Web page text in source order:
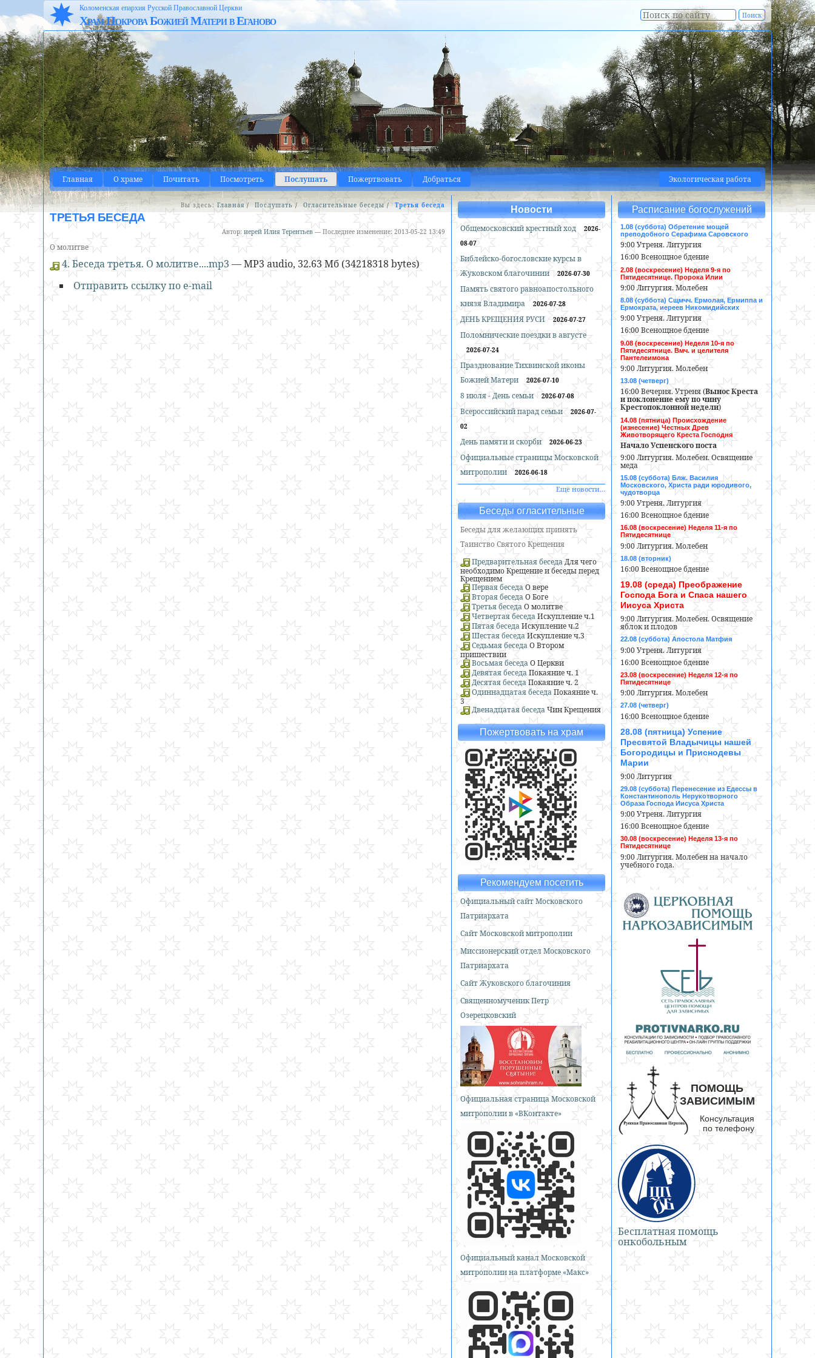
Коломенская епархия Русской Православной Церкви
Храм Покрова Божией Матери в Еганово
Главная О храме Почитать Посмотреть Послушать Пожертвовать Добраться Экологическая работа
Вы здесь: Главная / Послушать /Огласительные беседы / Третья беседа
ТРЕТЬЯ БЕСЕДА
Автор: иерей Илия Терентьев — Последнее изменение: 2013-05-22 13:49
О молитве
4. Беседа третья. О молитве....mp3 — MP3 audio, 32.63 Мб (34218318 bytes)
Отправить ссылку по e-mail
Новости
Общемосковский крестный ход
2026-
08-07
Библейско-богословские курсы в
Жуковском благочинии
2026-07-30
Память святого равноапостольного
князя Владимира
2026-07-28
ДЕНЬ КРЕЩЕНИЯ РУСИ 2026-07-27
Поломнические поездки в августе
2026-07-24
Празднование Тихвинской иконы
Божией Матери
2026-07-10
8 июля - День семьи 2026-07-08
Всероссийский парад семьи
2026-07-
02
День памяти и скорби 2026-06-23
Официальные страницы Московской
митрополии
2026-06-18
Ещё новости…
Беседы огласительные
Беседы для желающих принять
Таинство Святого Крещения
Предварительная беседаДля чего
необходимо Крещение и беседы перед
Крещением
Первая беседа О вере
Вторая беседа О Боге
Третья беседа О молитве
Четвертая беседа Искупление ч.1
Пятая беседа Искупление ч.2
Шестая беседаИскупление ч.3
Седьмая беседа О Втором
пришествии
Восьмая беседа О Церкви
Девятая беседаПокаяние ч. 1
Десятая беседаПокаяние ч. 2
Одиннадцатая беседа Покаяние ч.
3
Двенадцатая беседа Чин Крещения
Пожертвовать на храм
Рекомендуем посетить
Официальный сайт Московского
Патриархата
Сайт Московской митрополии
Миссионерский отдел Московского
Патриархата
Сайт Жуковского благочиния
Священномученик Петр
Озерецковский
Официальная страница Московской
митрополии в «ВКонтакте»
Официальный канал Московской
митрополии на платформе «Макс»
Расписание богослужений
1.08 (суббота) Обретение мощей
преподобного Серафима Саровского
9:00 Утреня. Литургия
16:00 Всенощное бдение
2.08 (воскресение) Неделя 9-я по
Пятидесятнице. Пророка Илии
9:00 Литургия. Молебен
8.08 (суббота) Сщмчч. Ермолая, Ермиппа и
Ермократа, иереев Никомидийских
9:00 Утреня. Литургия
16:00 Всенощное бдение
9.08 (воскресение) Неделя 10-я по
Пятидесятнице. Вмч. и целителя
Пантелеимона
9:00 Литургия. Молебен
13.08 (четверг)
16:00 Вечерня. Утреня (Вынос Креста
и поклонение ему по чину
Крестопоклонной недели)
14.08 (пятница) Происхождение
(изнесение) Честных Древ
Животворящего Креста Господня
Начало Успенского поста
9:00 Литургия. Молебен. Освящение
меда
15.08 (суббота) Блж. Василия
Московского, Христа ради юродивого,
чудотворца
9:00 Утреня. Литургия
16:00 Всенощное бдение
16.08 (воскресение) Неделя 11-я по
Пятидесятнице
9:00 Литургия. Молебен
18.08 (вторник)
16:00 Всенощное бдение
19.08 (среда) Преображение
Господа Бога и Спаса нашего
Иисуса Христа
9:00 Литургия. Молебен. Освящение
яблок и плодов
22.08 (суббота) Апостола Матфия
9:00 Утреня. Литургия
16:00 Всенощное бдение
23.08 (воскресение) Неделя 12-я по
Пятидесятнице
9:00 Литургия. Молебен
27.08 (четверг)
16:00 Всенощное бдение
28.08 (пятница) Успение
Пресвятой Владычицы нашей
Богородицы и Приснодевы
Марии
9:00 Литургия
29.08 (суббота) Перенесение из Едессы в
Константинополь Нерукотворного
Образа Господа Иисуса Христа
9:00 Утреня. Литургия
16:00 Всенощное бдение
30.08 (воскресение) Неделя 13-я по
Пятидесятнице
9:00 Литургия. Молебен на начало
учебного года.
Бесплатная помощь
онкобольным